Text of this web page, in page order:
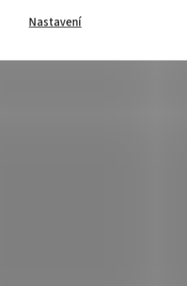
Nastavení